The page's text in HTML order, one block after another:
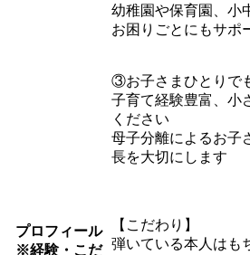
プロフィール
※経験・こだ
幼稚園や保育園、小
お困りごとにもサポ
③お子さまひとりで
子育て経験豊富、小
ください
母子分離によるお子
長を大切にします
【こだわり】
弾いている本人はも